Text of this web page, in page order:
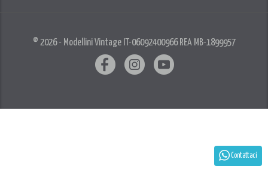
Contattaci
© 2026 - Modellini Vintage IT-06092400966 REA MB-1899957